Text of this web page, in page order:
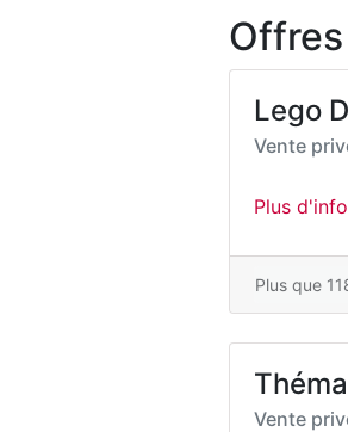
Lego
Vente
Plus
Plus que
Vente